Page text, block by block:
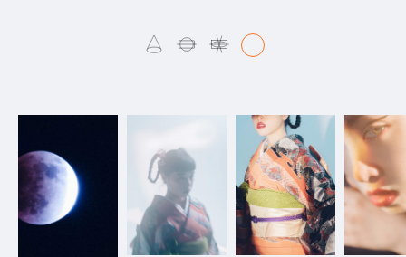
11_NanaKomatsu_WOW
#long_shot